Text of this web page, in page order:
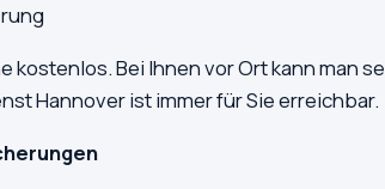
kostenlos. Bei Ihnen vor Ort kann man
Hannover ist immer für Sie erreichbar.